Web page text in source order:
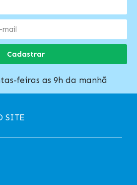
Cadastrar
feiras as 9h da manhã
SITE